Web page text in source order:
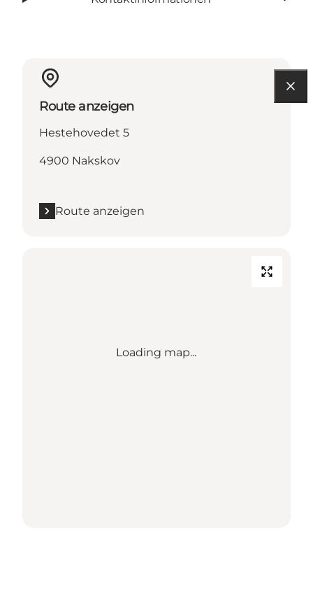
Route anzeigen
Hestehovedet 5
4900 Nakskov
Route anzeigen
Loading map...